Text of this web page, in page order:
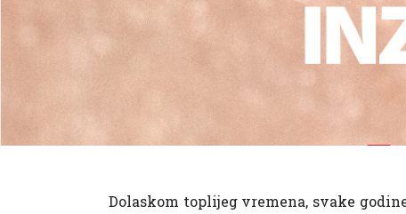
Dolaskom toplijeg vremena, svake